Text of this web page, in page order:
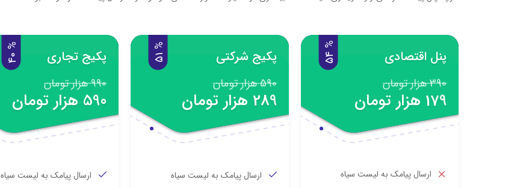
پنل اقتصادی
390 هزار تومان
179 هزار تومان
%
5
4
ارسال پیامک به لیست سیاه
پکیج شرکتی
590 هزار تومان
289 هزار تومان
%
5
1
ارسال پیامک به لیست سیاه
پکیج تجاری
990 هزار تومان
590 هزار تومان
%
4
0
ارسال پیامک به لیست سیاه